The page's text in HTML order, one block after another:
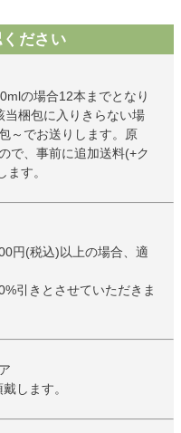
ださい
の場合12本までとなり
当梱包に入りきらない場
～でお送りします。原
で、事前に追加送料(+ク
す。
円(税込)以上の場合、適
引きとさせていただきま
します。